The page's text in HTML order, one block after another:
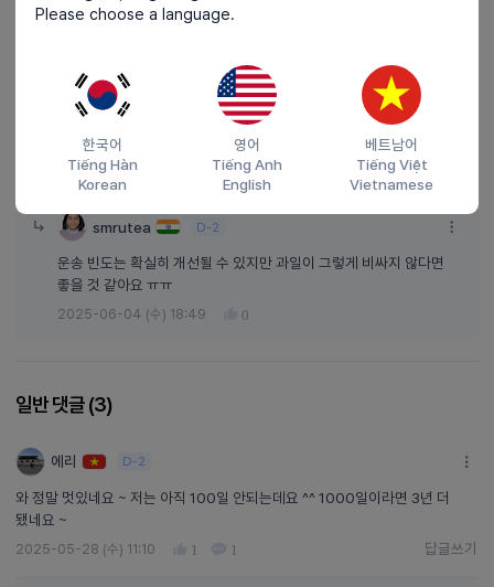
Please choose a language.
한국어
Tiếng Hàn
Korean
영어
Tiếng Anh
English
베트남어
Tiếng Việt
Vietnamese
BEST
조금 궁금한 점은 한국에서 1,000일 동안 있으시면서 느꼈던 한국의 단점 등이
있었을까요? 한국의 장점도 물론 궁금하긴 하지만 솔직히 한국의 단점도 어떤
2025-05-26 (월) 22:47 1
답글쓰기 답글쓰기
smrutea D-2
운송 빈도는 확실히 개선될 수 있지만 과일이 그렇게 비싸지 않다면
좋을 것 같아요 ㅠㅠ
2025-06-04 (수) 18:49 0
일반 댓글 (3)
에리 D-2
와 정말 멋있네요 ~ 저는 아직 100일 안되는데요 ^^ 1000일이라면 3년 더
됐네요 ~
2025-05-28 (수) 11:10 1 1답글쓰기 답글쓰기